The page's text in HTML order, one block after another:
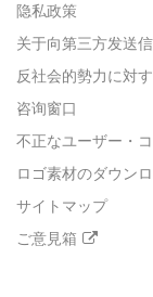
隐私政策
关于向第三方发送
反社会的勢力に対
咨询窗口
不正なユーザー・
ロゴ素材のダウン
サイトマップ
ご意見箱